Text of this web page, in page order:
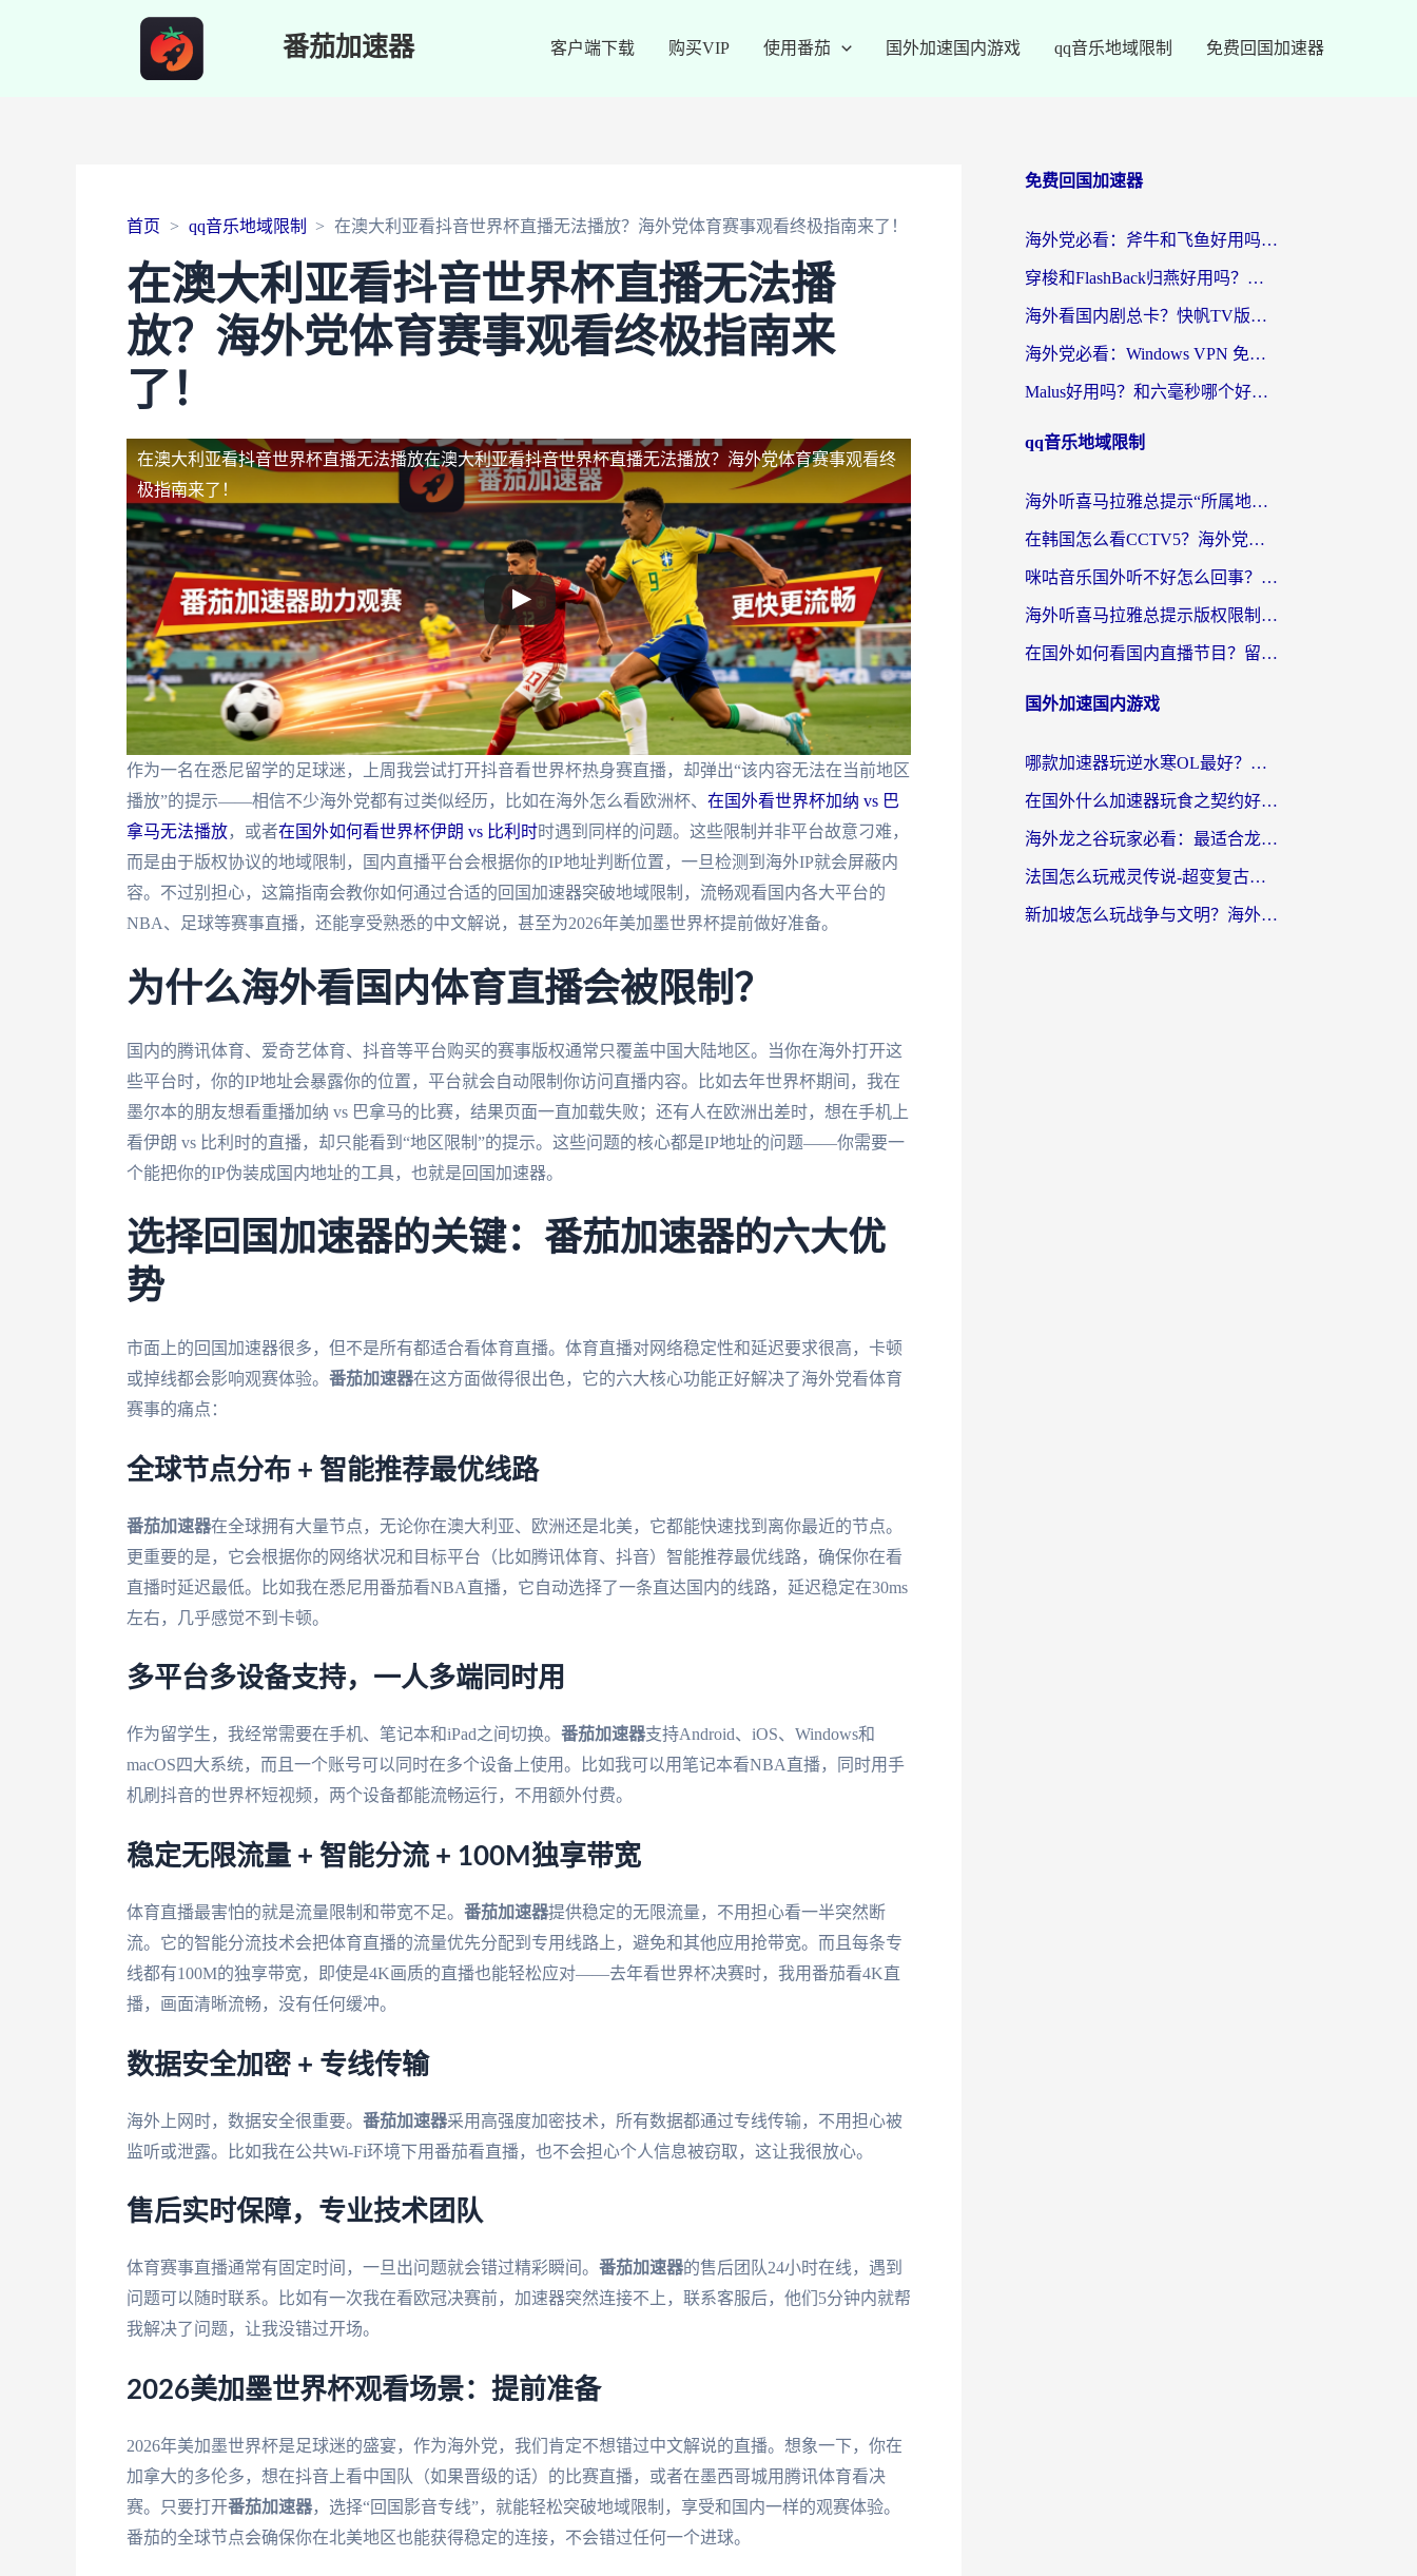
番茄加速器 客户端下载 购买VIP 使用番茄 国外加速国内游戏 qq音乐地域限制 免费回国加速器
首页 qq音乐地域限制 在澳大利亚看抖音世界杯直播无法播放？海外党体育赛事观看终极指南来了！
在澳大利亚看抖音世界杯直播无法播
放？海外党体育赛事观看终极指南来
了！
在澳大利亚看抖音世界杯直播无法播放在澳大利亚看抖音世界杯直播无法播放？海外党体育赛事观看终
极指南来了！
作为一名在悉尼留学的足球迷，上周我尝试打开抖音看世界杯热身赛直播，却弹出“该内容无法在当前地区
播放”的提示——相信不少海外党都有过类似经历，比如在海外怎么看欧洲杯、 在国外看世界杯加纳 vs 巴
拿马无法播放，或者在国外如何看世界杯伊朗 vs 比利时时遇到同样的问题。这些限制并非平台故意刁难，
而是由于版权协议的地域限制，国内直播平台会根据你的IP地址判断位置，一旦检测到海外IP就会屏蔽内
容。不过别担心，这篇指南会教你如何通过合适的回国加速器突破地域限制，流畅观看国内各大平台的
NBA、足球等赛事直播，还能享受熟悉的中文解说，甚至为2026年美加墨世界杯提前做好准备。
为什么海外看国内体育直播会被限制？
国内的腾讯体育、爱奇艺体育、抖音等平台购买的赛事版权通常只覆盖中国大陆地区。当你在海外打开这
些平台时，你的IP地址会暴露你的位置，平台就会自动限制你访问直播内容。比如去年世界杯期间，我在
墨尔本的朋友想看重播加纳 vs 巴拿马的比赛，结果页面一直加载失败；还有人在欧洲出差时，想在手机上
看伊朗 vs 比利时的直播，却只能看到“地区限制”的提示。这些问题的核心都是IP地址的问题——你需要一
个能把你的IP伪装成国内地址的工具，也就是回国加速器。
选择回国加速器的关键：番茄加速器的六大优
势
市面上的回国加速器很多，但不是所有都适合看体育直播。体育直播对网络稳定性和延迟要求很高，卡顿
或掉线都会影响观赛体验。 番茄加速器在这方面做得很出色，它的六大核心功能正好解决了海外党看体育
赛事的痛点：
全球节点分布 + 智能推荐最优线路
番茄加速器在全球拥有大量节点，无论你在澳大利亚、欧洲还是北美，它都能快速找到离你最近的节点。
更重要的是，它会根据你的网络状况和目标平台（比如腾讯体育、抖音）智能推荐最优线路，确保你在看
直播时延迟最低。比如我在悉尼用番茄看NBA直播，它自动选择了一条直达国内的线路，延迟稳定在30ms
左右，几乎感觉不到卡顿。
多平台多设备支持，一人多端同时用
作为留学生，我经常需要在手机、笔记本和iPad之间切换。 番茄加速器支持Android、iOS、Windows和
macOS四大系统，而且一个账号可以同时在多个设备上使用。比如我可以用笔记本看NBA直播，同时用手
机刷抖音的世界杯短视频，两个设备都能流畅运行，不用额外付费。
稳定无限流量 + 智能分流 + 100M独享带宽
体育直播最害怕的就是流量限制和带宽不足。 番茄加速器提供稳定的无限流量，不用担心看一半突然断
流。它的智能分流技术会把体育直播的流量优先分配到专用线路上，避免和其他应用抢带宽。而且每条专
线都有100M的独享带宽，即使是4K画质的直播也能轻松应对——去年看世界杯决赛时，我用番茄看4K直
播，画面清晰流畅，没有任何缓冲。
数据安全加密 + 专线传输
海外上网时，数据安全很重要。 番茄加速器采用高强度加密技术，所有数据都通过专线传输，不用担心被
监听或泄露。比如我在公共Wi-Fi环境下用番茄看直播，也不会担心个人信息被窃取，这让我很放心。
售后实时保障，专业技术团队
体育赛事直播通常有固定时间，一旦出问题就会错过精彩瞬间。 番茄加速器的售后团队24小时在线，遇到
问题可以随时联系。比如有一次我在看欧冠决赛前，加速器突然连接不上，联系客服后，他们5分钟内就帮
我解决了问题，让我没错过开场。
2026美加墨世界杯观看场景：提前准备
2026年美加墨世界杯是足球迷的盛宴，作为海外党，我们肯定不想错过中文解说的直播。想象一下，你在
加拿大的多伦多，想在抖音上看中国队（如果晋级的话）的比赛直播，或者在墨西哥城用腾讯体育看决
赛。只要打开番茄加速器，选择“回国影音专线”，就能轻松突破地域限制，享受和国内一样的观赛体验。
番茄的全球节点会确保你在北美地区也能获得稳定的连接，不会错过任何一个进球。
免费回国加速器
海外党必看：斧牛和飞鱼好用吗？3步选对回国加速器，无缝刷剧玩国服
穿梭和FlashBack归燕好用吗？海外党亲测3款热门回国加速器，教你选对不踩坑
海外看国内剧总卡？快帆TV版VPN好用吗？和快滚VPN对比哪个回国效果更好？
海外党必看：Windows VPN 免费？别踩坑！教你选对好用的国内加速器无缝回国
Malus好用吗？和六毫秒哪个好？海外党选回国加速器的避坑指南
qq音乐地域限制
海外听喜马拉雅总提示“所属地区暂时无版权”？这个限制解除方法亲测有效！
在韩国怎么看CCTV5？海外党体育赛事+中文解说观看终极指南
咪咕音乐国外听不好怎么回事？海外党听歌自由的终极解决方案来了
海外听喜马拉雅总提示版权限制？3步解决+2个音乐平台问题全攻略
在国外如何看国内直播节目？留学生亲测有效的追剧加速指南
国外加速国内游戏
哪款加速器玩逆水寒OL最好？海外党实测后的终极选择指南
在国外什么加速器玩食之契约好用？海外党亲测有效的国服游戏加速指南
海外龙之谷玩家必看：最适合龙之谷的加速器，解决延迟卡顿还能畅玩幻书启示录和梦幻西游？
法国怎么玩戒灵传说-超变复古传奇？海外玩家国服游戏加速终极指南
新加坡怎么玩战争与文明？海外党国服游戏加速器终极避坑指南